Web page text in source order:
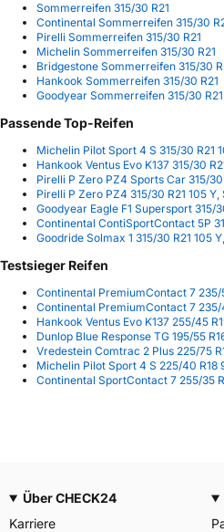
Sommerreifen 315/30 R21
Continental Sommerreifen 315/30
Pirelli Sommerreifen 315/30 R21
Michelin Sommerreifen 315/30 R21
Bridgestone Sommerreifen 315/30
Hankook Sommerreifen 315/30 R21
Goodyear Sommerreifen 315/30 R21
Passende Top-Reifen
Michelin Pilot Sport 4 S 315/30 R21
Hankook Ventus Evo K137 315/30
Pirelli P Zero PZ4 Sports Car 315/
Pirelli P Zero PZ4 315/30 R21 105
Goodyear Eagle F1 Supersport 315/
Continental ContiSportContact 5P
Goodride Solmax 1 315/30 R21 105
Testsieger Reifen
Continental PremiumContact 7 235/
Continental PremiumContact 7
Hankook Ventus Evo K137 255/45
Dunlop Blue Response TG 195/55
Vredestein Comtrac 2 Plus 225/75
Michelin Pilot Sport 4 S 225/40 R18
Continental SportContact 7 255/35
Über CHECK24
Karriere